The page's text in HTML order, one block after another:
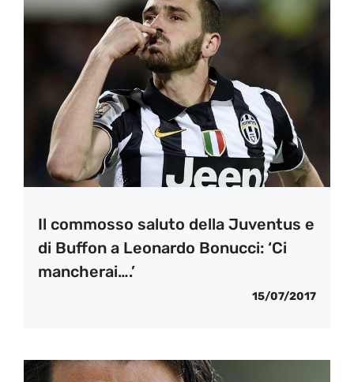
Il commosso saluto della Juventus e
di Buffon a Leonardo Bonucci: ‘Ci
mancherai….’
15/07/2017